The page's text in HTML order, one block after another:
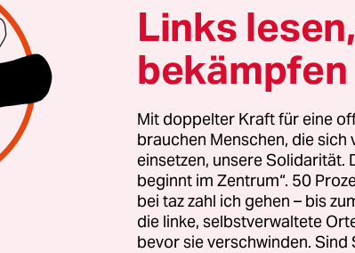
das Wissen von den panhellenischen
der Ursprung und frühe Höhepunkt des
Kultur gelegen haben.
dass er erst seit dem frühen 20.
und globalen
Präsenz in verschiedenen Kontexten
war, etwa in der mittelalterlichen
Privileg der Jagd.
Links
bekämpfen
Mit doppelter Kraft für eine
brauchen Menschen, die
einsetzen, unsere Solidarität.
beginnt im Zentrum“. 50
bei taz zahl ich gehen – bis
die linke, selbstverwaltete
bevor sie verschwinden. Sind